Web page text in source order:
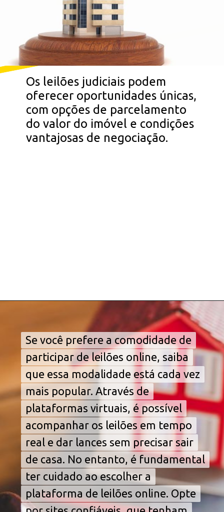
Os leilões judiciais podem
oferecer oportunidades únicas,
com opções de parcelamento
do valor do imóvel e condições
vantajosas de negociação.
Se você prefere a comodidade de
participar de leilões online, saiba
que essa modalidade está cada vez
mais popular. Através de
plataformas virtuais, é possível
acompanhar os leilões em tempo
real e dar lances sem precisar sair
de casa. No entanto, é fundamental
ter cuidado ao escolher a
plataforma de leilões online. Opte
Se você prefere a comodidade de
participar de leilões online, saiba
que essa modalidade está cada vez
mais popular. Através de
plataformas virtuais, é possível
acompanhar os leilões em tempo
real e dar lances sem precisar sair
de casa. No entanto, é fundamental
ter cuidado ao escolher a
plataforma de leilões online. Opte